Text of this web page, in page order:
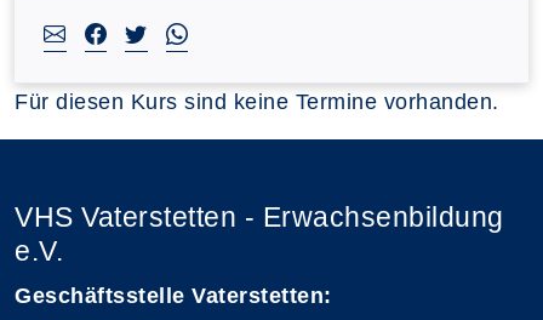
Für diesen Kurs sind keine Termine vorhanden.
VHS Vaterstetten - Erwachsenbildung
e.V.
Geschäftsstelle Vaterstetten: